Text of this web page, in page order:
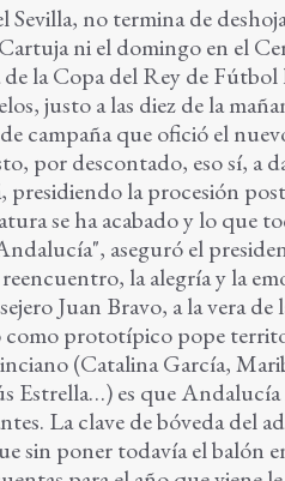
no termina de
ni el domingo en el
la Copa del Rey de Fútbol
justo a las diez de la
campaña que ofició el
por descontado, eso sí, a
presidiendo la procesión
se ha acabado y lo que
aseguró el
la alegría y la
Juan Bravo, a la vera
como prototípico pope
(Catalina García,
Estrella…) es que Andalucía
La clave de bóveda del
sin poner todavía el balón